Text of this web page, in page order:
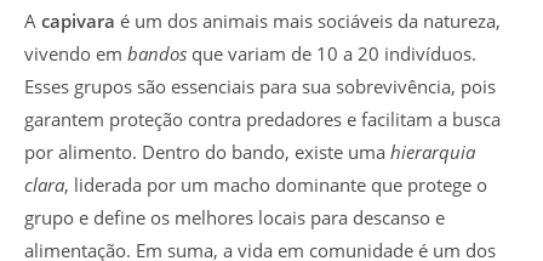
A capivara é um dos animais mais sociáveis da natureza,
vivendo em bandos que variam de 10 a 20 indivíduos.
Esses grupos são essenciais para sua sobrevivência, pois
garantem proteção contra predadores e facilitam a busca
por alimento. Dentro do bando, existe uma hierarquia
clara, liderada por um macho dominante que protege o
grupo e define os melhores locais para descanso e
alimentação. Em suma, a vida em comunidade é um dos